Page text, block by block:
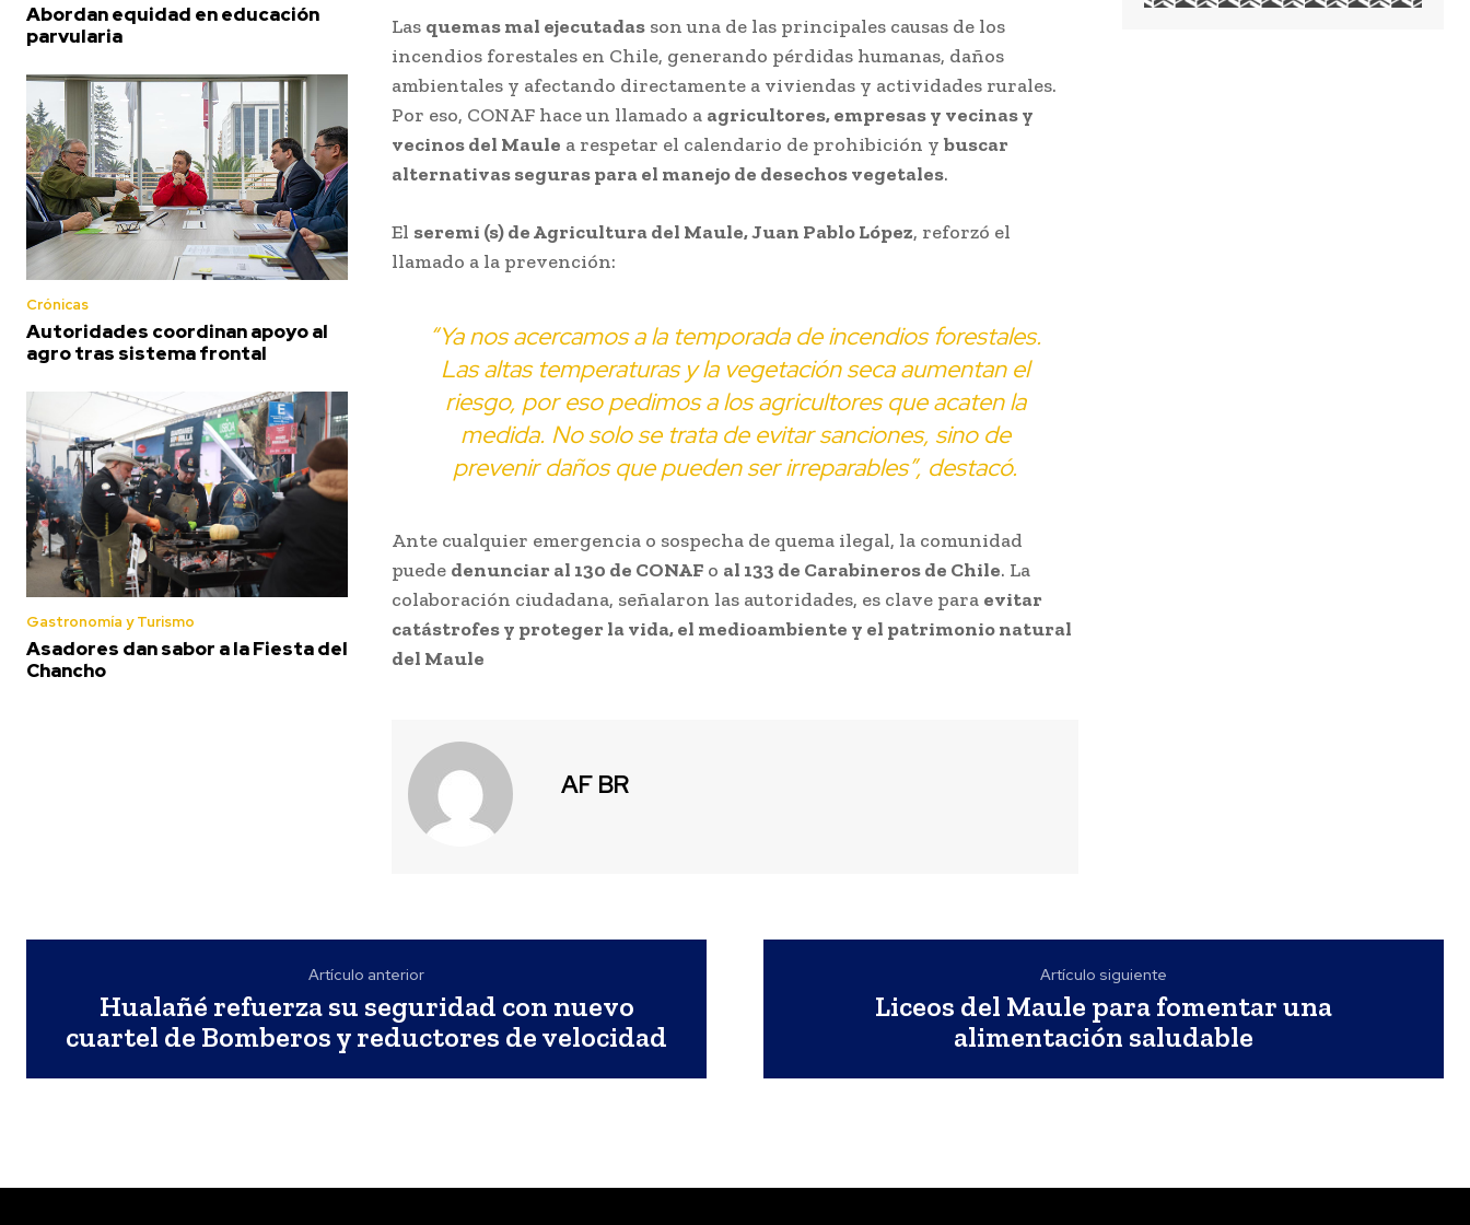
Abordan equidad en educación
parvularia
Crónicas
Autoridades coordinan apoyo al
agro tras sistema frontal
Gastronomía y Turismo
Asadores dan sabor a la Fiesta del
Chancho
Las quemas mal ejecutadas son una de las principales causas de los
incendios forestales en Chile, generando pérdidas humanas, daños
ambientales y afectando directamente a viviendas y actividades rurales.
Por eso, CONAF hace un llamado a agricultores, empresas y vecinas y
vecinos del Maule a respetar el calendario de prohibición y buscar
alternativas seguras para el manejo de desechos vegetales.
El seremi (s) de Agricultura del Maule, Juan Pablo López, reforzó el
llamado a la prevención:
“Ya nos acercamos a la temporada de incendios forestales.
Las altas temperaturas y la vegetación seca aumentan el
riesgo, por eso pedimos a los agricultores que acaten la
medida. No solo se trata de evitar sanciones, sino de
prevenir daños que pueden ser irreparables”, destacó.
Ante cualquier emergencia o sospecha de quema ilegal, la comunidad
puede denunciar al 130 de CONAF o al 133 de Carabineros de Chile. La
colaboración ciudadana, señalaron las autoridades, es clave para evitar
catástrofes y proteger la vida, el medioambiente y el patrimonio natural
del Maule
AF BR
Artículo anterior
Hualañé refuerza su seguridad con nuevo
cuartel de Bomberos y reductores de velocidad
Artículo siguiente
Liceos del Maule para fomentar una
alimentación saludable